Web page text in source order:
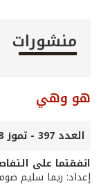
منشورات
هو وهي
العدد 397 - تموز 2018
اتفقتما على
إعداد: ريما سليم